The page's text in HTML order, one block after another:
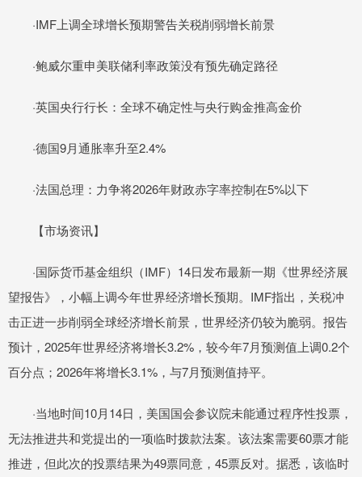
·IMF上调全球增长预期警告关税削弱增长前景
·鲍威尔重申美联储利率政策没有预先确定路径
·英国央行行长：全球不确定性与央行购金推高金价
·德国9月通胀率升至2.4%
·法国总理：力争将2026年财政赤字率控制在5%以下
【市场资讯】
·国际货币基金组织（IMF）14日发布最新一期《世界经济展
望报告》，小幅上调今年世界经济增长预期。IMF指出，关税冲
击正进一步削弱全球经济增长前景，世界经济仍较为脆弱。报告
预计，2025年世界经济将增长3.2%，较今年7月预测值上调0.2个
百分点；2026年将增长3.1%，与7月预测值持平。
·当地时间10月14日，美国国会参议院未能通过程序性投票，
无法推进共和党提出的一项临时拨款法案。该法案需要60票才能
推进，但此次的投票结果为49票同意，45票反对。据悉，该临时